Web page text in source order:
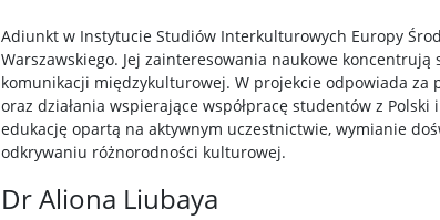
Adiunkt w Instytucie Studiów Interkulturowych Europy
Warszawskiego. Jej zainteresowania naukowe koncentrują
komunikacji międzykulturowej. W projekcie odpowiada za
oraz działania wspierające współpracę studentów z Polski
edukację opartą na aktywnym uczestnictwie, wymianie
odkrywaniu różnorodności kulturowej.
Dr Aliona Liubaya